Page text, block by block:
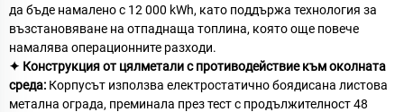
да бъде намалено с 12 000 kWh, като поддържа технология за
възстановяване на отпаднаща топлина, която още повече
намалява операционните разходи.
✦ Конструкция от цялметали с противодействие към околната
среда: Корпусът използва електростатично боядисана листова
метална ограда, преминала през тест с продължителност 48